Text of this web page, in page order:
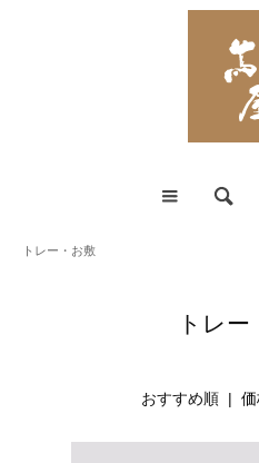
トレー・お敷
トレー
おすすめ順 |